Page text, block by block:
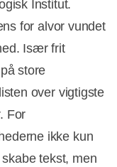
Institut.
for alvor vundet
Især frit
store
over vigtigste
For
ikke kun
tekst, men